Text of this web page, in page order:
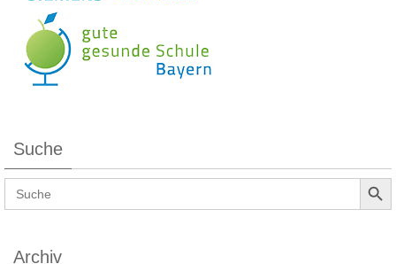
Suche
Search
for:
Search Button
Archiv